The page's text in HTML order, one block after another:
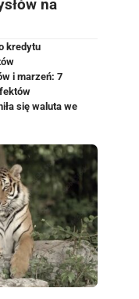
na
kredytu
i marzeń: 7
się waluta we